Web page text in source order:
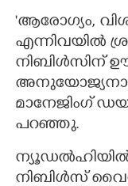
"ആരോഗ്യം,
എന്നിവയിൽ
നിബിൾസിന്
അനുയോജ്യനാണ്
മാനേജിംഗ്
പറഞ്ഞു.
ന്യൂഡൽഹിയിൽ
നിബിൾസ്